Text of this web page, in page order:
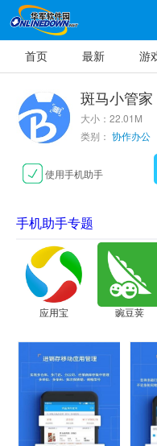
首页 最新 游
斑马小管家
大小：22.01M
类别： 协作办公
使用手机助手
手机助手专题
应用宝 豌豆荚